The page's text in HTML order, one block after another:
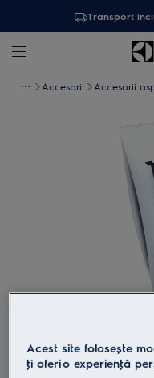
Transport
Accesorii Accesorii
Acest site folosește
ţi oferi o experienţă